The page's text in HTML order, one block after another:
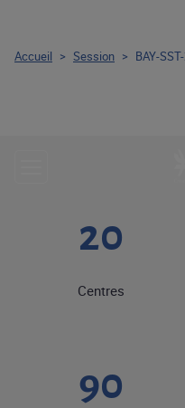
20
Centres
90
Accueil > Session > BAY-